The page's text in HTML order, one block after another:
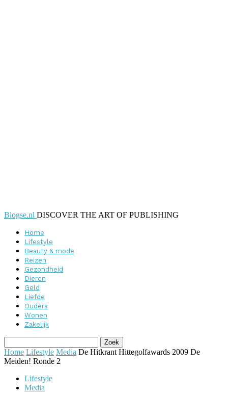
Blogse.nl DISCOVER THE ART OF PUBLISHING
Home
Lifestyle
Beauty & mode
Reizen
Gezondheid
Dieren
Geld
Liefde
Ouders
Wonen
Zakelijk
Home Lifestyle Media De Hitkrant Hittegolfawards 2009 De
Meiden! Ronde 2
Lifestyle
Media